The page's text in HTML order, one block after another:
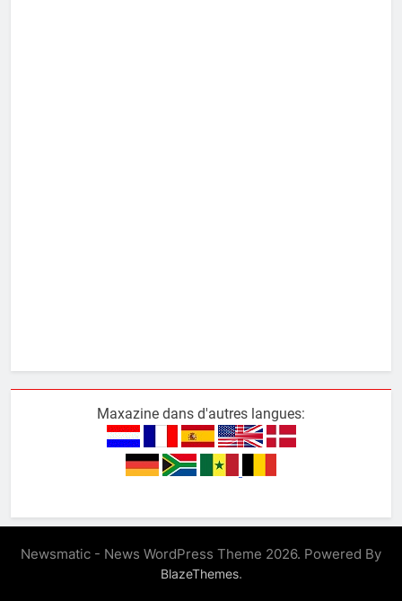
Maxazine dans d'autres langues:
Newsmatic - News WordPress Theme 2026. Powered By
BlazeThemes.